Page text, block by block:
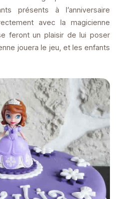
présents à l’anniversaire
avec la magicienne
feront un plaisir de lui poser
jouera le jeu, et les enfants